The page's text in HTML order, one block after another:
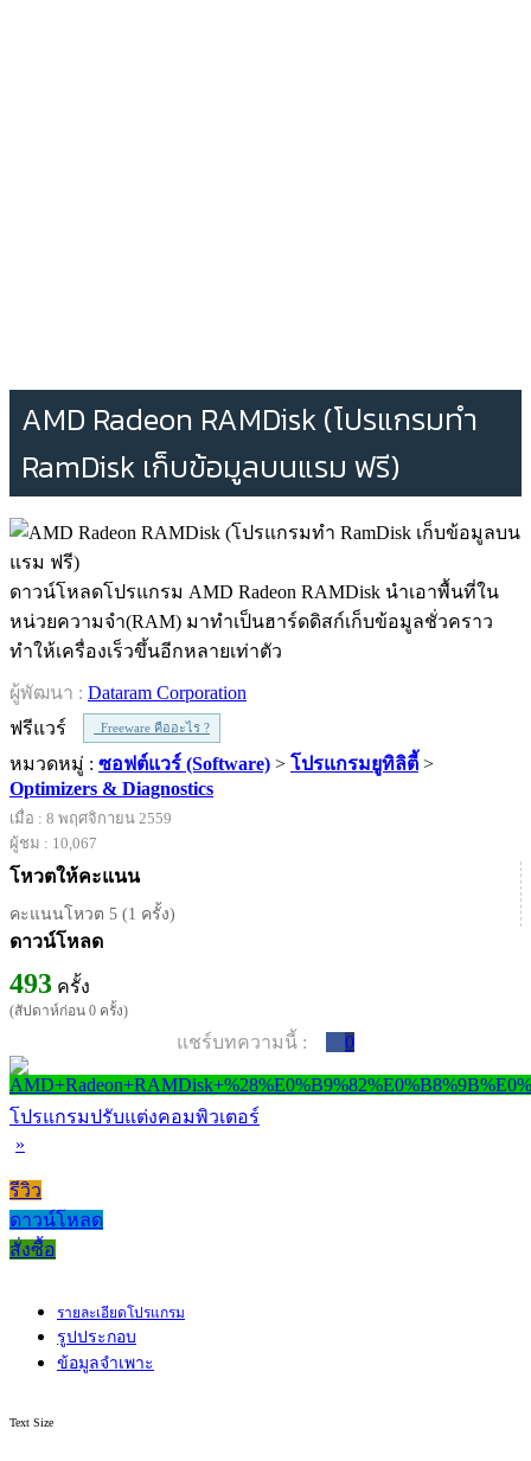
AMD Radeon RAMDisk (โปรแกรมทำ
RamDisk เก็บข้อมูลบนแรม ฟรี)
ดาวน์โหลดโปรแกรม AMD Radeon RAMDisk นำเอาพื้นที่ใน
หน่วยความจำ(RAM) มาทำเป็นฮาร์ดดิสก์เก็บข้อมูลชั่วคราว
ทำให้เครื่องเร็วขึ้นอีกหลายเท่าตัว
ผู้พัฒนา : Dataram Corporation
ฟรีแวร์
Freeware คืออะไร ?
หมวดหมู่ : ซอฟต์แวร์ (Software) > โปรแกรมยูทิลิตี้ >
Optimizers & Diagnostics
เมื่อ : 8 พฤศจิกายน 2559
ผู้ชม : 10,067
โหวตให้คะแนน
คะแนนโหวต 5 (1 ครั้ง)
ดาวน์โหลด
493 ครั้ง
(สัปดาห์ก่อน 0 ครั้ง)
แชร์บทความนี้ : 0
โปรแกรมปรับแต่งคอมพิวเตอร์
»
รีวิว
ดาวน์โหลด
สั่งซื้อ
รายละเอียดโปรแกรม
รูปประกอบ
ข้อมูลจำเพาะ
Text Size